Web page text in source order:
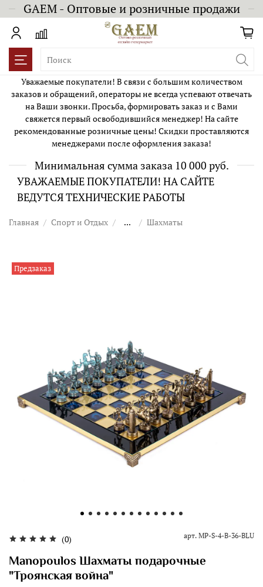
GAEM - Оптовые и розничные продажи
Уважаемые покупатели! В связи с большим количеством
заказов и обращений, операторы не всегда успевают отвечать
на Ваши звонки. Просьба, формировать заказ и с Вами
свяжется первый освободившийся менеджер! На сайте
рекомендованные розничные цены! Скидки проставляются
менеджерами после оформления заказа!
Минимальная сумма заказа 10 000 руб.
УВАЖАЕМЫЕ ПОКУПАТЕЛИ! НА САЙТЕ
ВЕДУТСЯ ТЕХНИЧЕСКИЕ РАБОТЫ
Главная Спорт и Отдых ... Шахматы
Предзаказ
(0) арт. MP-S-4-B-36-BLU
Manopoulos Шахматы подарочные
"Троянская война"